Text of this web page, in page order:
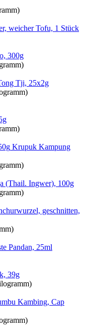
weicher Tofu, 1 Stück
300g
Tji, 25x2g
Krupuk Kampung
(Thail. Ingwer), 100g
geschnitten,
Pandan, 25ml
39g
Kambing, Cap